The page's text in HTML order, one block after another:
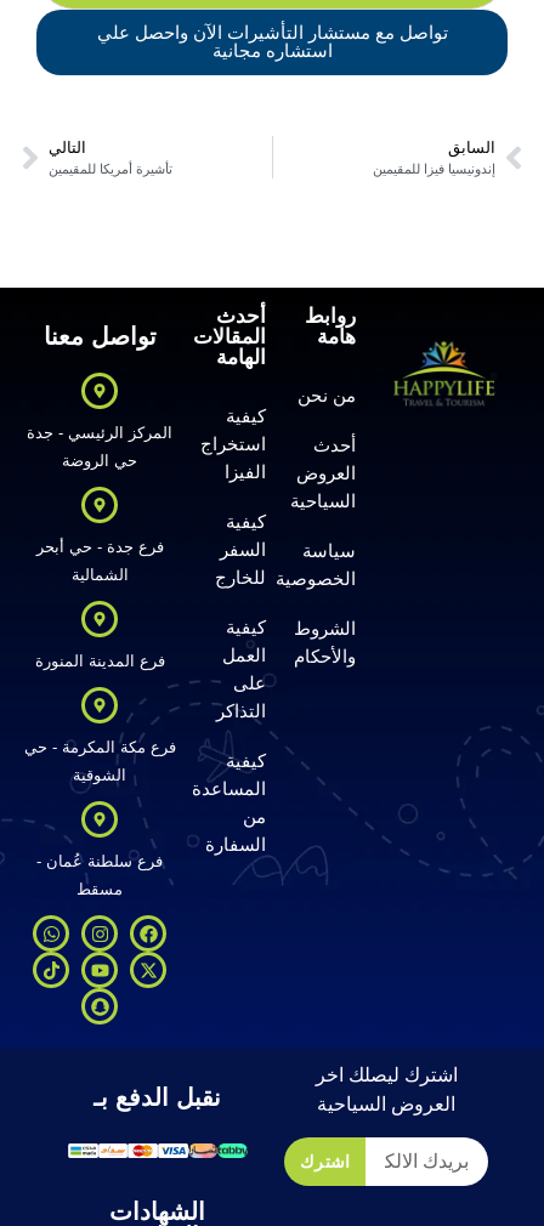
تواصل مع مستشار التأشيرات الآن واحصل علي
استشاره مجانية
السابق
إندونيسيا فيزا للمقيمين
التالي
تأشيرة أمريكا للمقيمين
روابط
هامة
من نحن
أحدث
العروض
السياحية
سياسة
الخصوصية
الشروط
والأحكام
أحدث
المقالات
الهامة
كيفية
استخراج
الفيزا
كيفية
السفر
للخارج
كيفية
العمل
على
التذاكر
كيفية
المساعدة
من
السفارة
تواصل معنا
المركز الرئيسي - جدة
حي الروضة
فرع جدة - حي أبحر
الشمالية
فرع المدينة المنورة
فرع مكة المكرمة - حي
الشوقية
فرع سلطنة عُمان -
مسقط
اشترك ليصلك اخر
العروض السياحية
اشترك
نقبل الدفع بـ
الشهادات